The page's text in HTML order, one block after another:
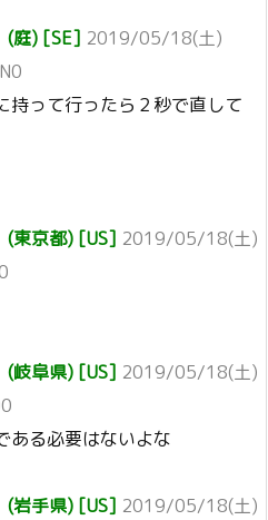
(庭) [SE] 2019/05/18(土)
持って行ったら２秒で直して
(東京都) [US] 2019/05/18(土)
(岐阜県) [US] 2019/05/18(土)
ある必要はないよな
(岩手県) [US] 2019/05/18(土)